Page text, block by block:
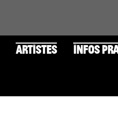
ARTISTES INFOS